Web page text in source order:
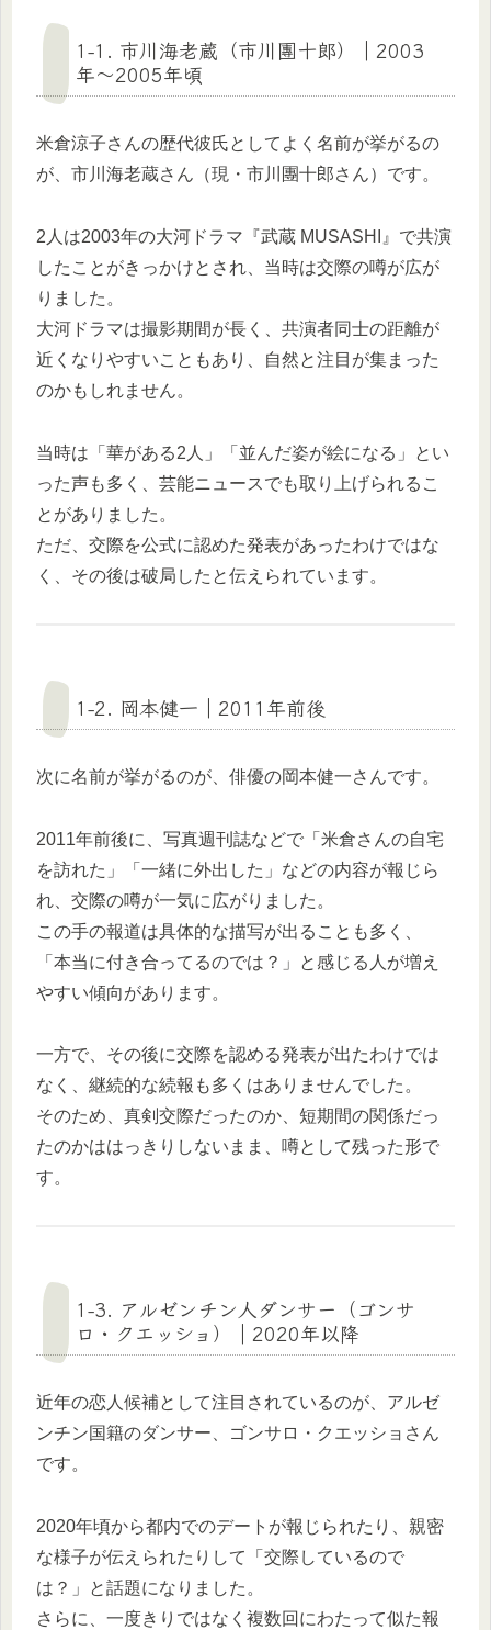
1-1. 市川海老蔵（市川團十郎）｜2003
年〜2005年頃
米倉涼子さんの歴代彼氏としてよく名前が挙がるの
が、市川海老蔵さん（現・市川團十郎さん）です。
2人は2003年の大河ドラマ『武蔵 MUSASHI』で共演
したことがきっかけとされ、当時は交際の噂が広が
りました。
大河ドラマは撮影期間が長く、共演者同士の距離が
近くなりやすいこともあり、自然と注目が集まった
のかもしれません。
当時は「華がある2人」「並んだ姿が絵になる」とい
った声も多く、芸能ニュースでも取り上げられるこ
とがありました。
ただ、交際を公式に認めた発表があったわけではな
く、その後は破局したと伝えられています。
1-2. 岡本健一｜2011年前後
次に名前が挙がるのが、俳優の岡本健一さんです。
2011年前後に、写真週刊誌などで「米倉さんの自宅
を訪れた」「一緒に外出した」などの内容が報じら
れ、交際の噂が一気に広がりました。
この手の報道は具体的な描写が出ることも多く、
「本当に付き合ってるのでは？」と感じる人が増え
やすい傾向があります。
一方で、その後に交際を認める発表が出たわけでは
なく、継続的な続報も多くはありませんでした。
そのため、真剣交際だったのか、短期間の関係だっ
たのかははっきりしないまま、噂として残った形で
す。
1-3. アルゼンチン人ダンサー（ゴンサ
ロ・クエッショ）｜2020年以降
近年の恋人候補として注目されているのが、アルゼ
ンチン国籍のダンサー、ゴンサロ・クエッショさん
です。
2020年頃から都内でのデートが報じられたり、親密
な様子が伝えられたりして「交際しているので
は？」と話題になりました。
さらに、一度きりではなく複数回にわたって似た報